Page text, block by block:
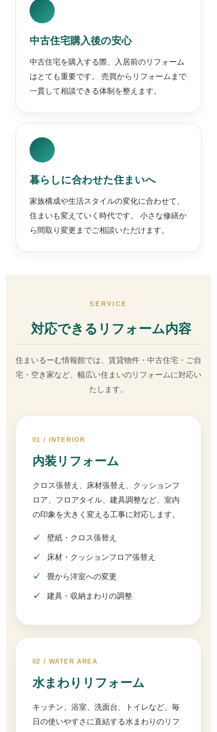
中古住宅購入後の安心
中古住宅を購入する際、入居前のリフォーム
はとても重要です。 売買からリフォームまで
一貫して相談できる体制を整えます。
暮らしに合わせた住まいへ
家族構成や生活スタイルの変化に合わせて、
住まいも変えていく時代です。 小さな修繕か
ら間取り変更までご相談いただけます。
SERVICE
対応できるリフォーム内容
住まいるーむ情報館では、賃貸物件・中古住宅・ご自
宅・空き家など、幅広い住まいのリフォームに対応い
たします。
01 / INTERIOR
内装リフォーム
クロス張替え、床材張替え、クッションフ
ロア、フロアタイル、建具調整など、室内
の印象を大きく変える工事に対応します。
壁紙・クロス張替え
床材・クッションフロア張替え
畳から洋室への変更
建具・収納まわりの調整
02 / WATER AREA
水まわりリフォーム
キッチン、浴室、洗面台、トイレなど、毎
日の使いやすさに直結する水まわりのリフ